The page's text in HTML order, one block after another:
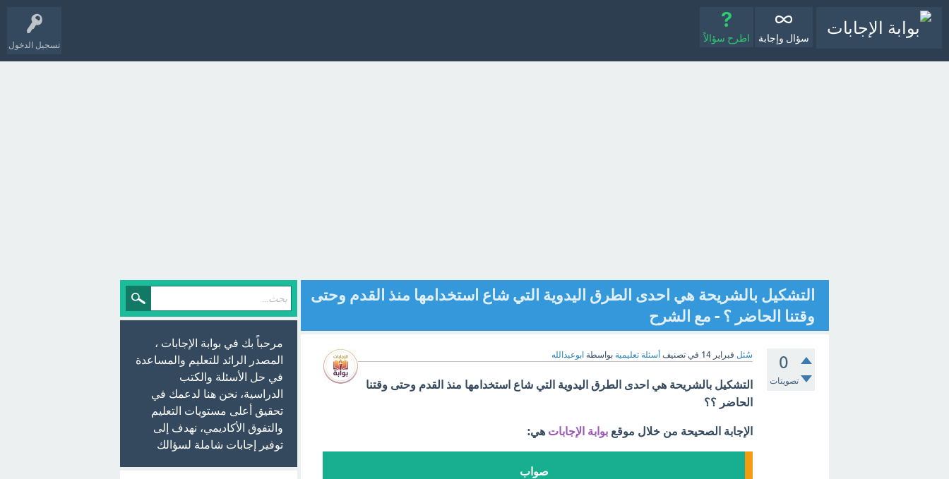
تسجيل الدخول
سؤال وإجابة اطرح سؤالاً
التشكيل بالشريحة هي احدى الطرق اليدوية التي شاع استخدامها منذ القدم وحتى
وقتنا الحاضر ؟ - مع الشرح
0
تصويتات
سُئل فبراير 14 في تصنيف أسئلة تعليمية بواسطة ابوعبدالله
التشكيل بالشريحة هي احدى الطرق اليدوية التي شاع استخدامها منذ القدم وحتى وقتنا
الحاضر ؟؟
الإجابة الصحيحة من خلال موقع بوابة الإجابات هي:
صواب
مرحباً بك في بوابة الإجابات ،
المصدر الرائد للتعليم والمساعدة
في حل الأسئلة والكتب
الدراسية، نحن هنا لدعمك في
تحقيق أعلى مستويات التعليم
والتفوق الأكاديمي، نهدف إلى
توفير إجابات شاملة لسؤالك